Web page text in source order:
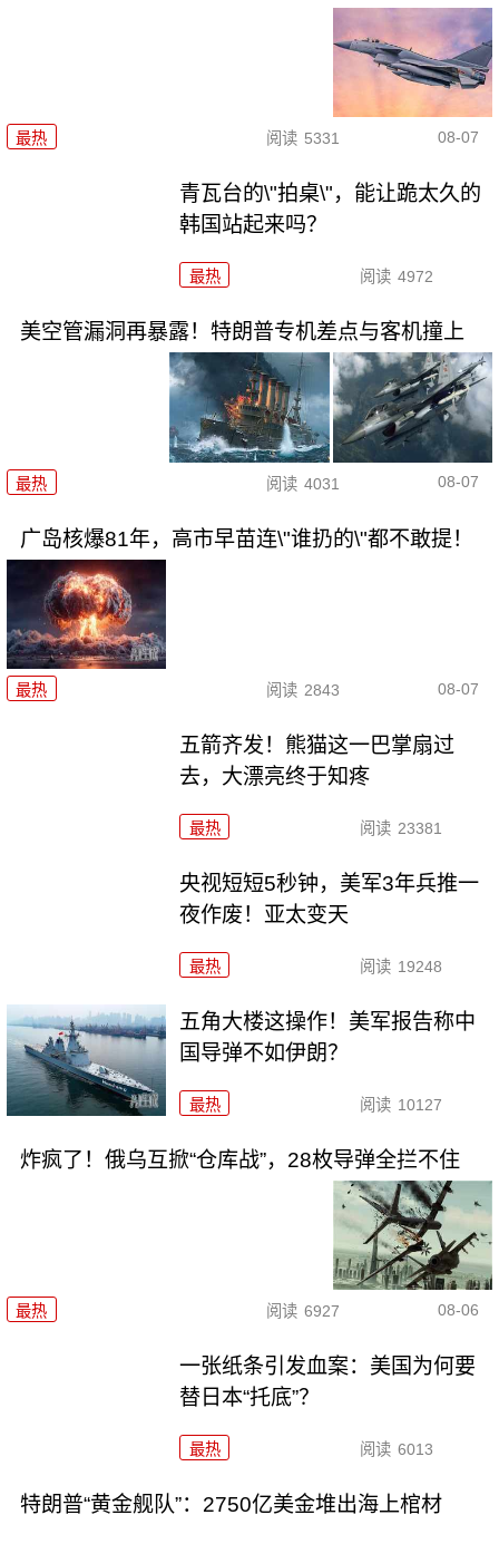
最热 阅读 5331 08-07
青瓦台的\"拍桌\"，能让跪太久的
韩国站起来吗？
最热 阅读 4972
美空管漏洞再暴露！特朗普专机差点与客机撞上
最热 阅读 4031 08-07
广岛核爆81年，高市早苗连\"谁扔的\"都不敢提！
最热 阅读 2843 08-07
五箭齐发！熊猫这一巴掌扇过
去，大漂亮终于知疼
最热 阅读 23381
央视短短5秒钟，美军3年兵推一
夜作废！亚太变天
最热 阅读 19248
五角大楼这操作！美军报告称中
国导弹不如伊朗？
最热 阅读 10127
炸疯了！俄乌互掀“仓库战”，28枚导弹全拦不住
最热 阅读 6927 08-06
一张纸条引发血案：美国为何要
替日本“托底”？
最热 阅读 6013
特朗普“黄金舰队”：2750亿美金堆出海上棺材